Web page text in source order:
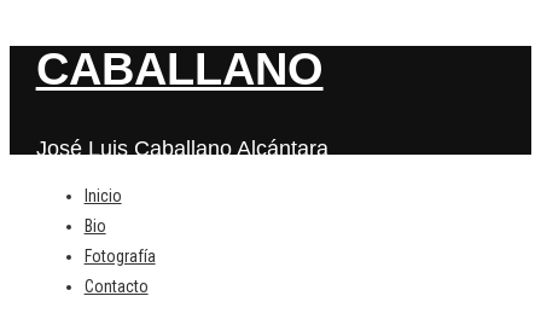
CABALLANO
José Luis Caballano Alcántara
Inicio
Bio
Fotografía
Contacto
Deja una respuesta